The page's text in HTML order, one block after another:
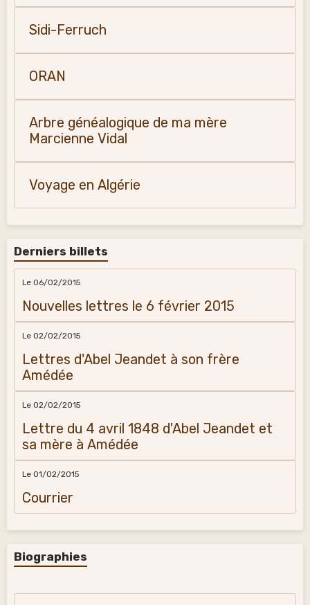
Sidi-Ferruch
ORAN
Arbre généalogique de ma mère
Marcienne Vidal
Voyage en Algérie
Derniers billets
Le 06/02/2015
Nouvelles lettres le 6 février 2015
Le 02/02/2015
Lettres d'Abel Jeandet à son frère
Amédée
Le 02/02/2015
Lettre du 4 avril 1848 d'Abel Jeandet et
sa mère à Amédée
Le 01/02/2015
Courrier
Biographies